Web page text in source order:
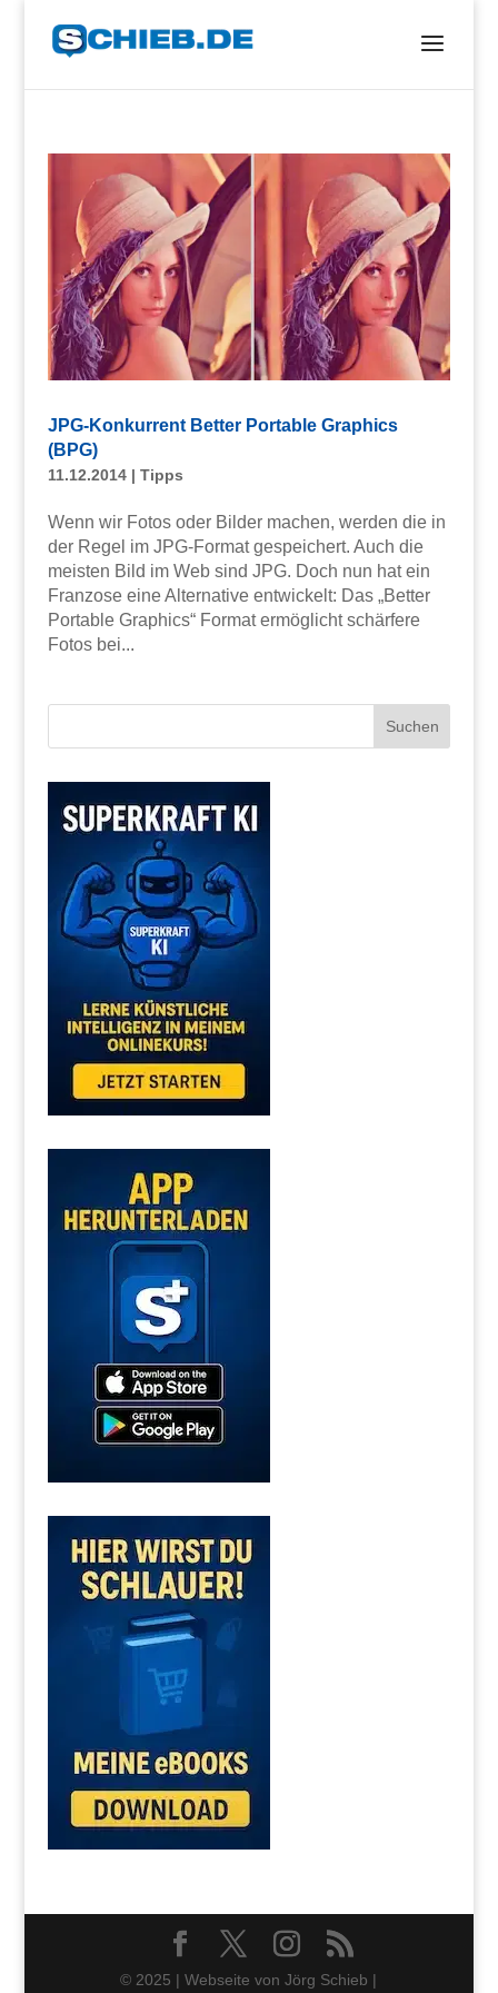
JPG-Konkurrent Better Portable Graphics
(BPG)
11.12.2014| Tipps
Wenn wir Fotos oder Bilder machen, werden die in
der Regel im JPG-Format gespeichert. Auch die
meisten Bild im Web sind JPG. Doch nun hat ein
Franzose eine Alternative entwickelt: Das „Better
Portable Graphics“ Format ermöglicht schärfere
Fotos bei...
© 2025 | Webseite von Jörg Schieb |